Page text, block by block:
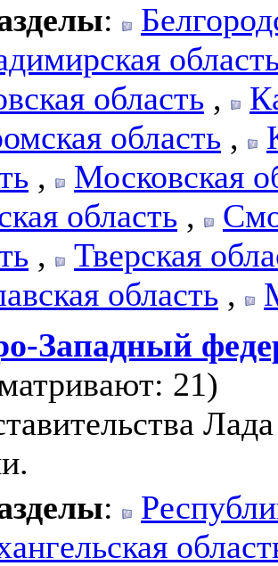
:
область ,
область ,
,
Московская
область ,
,
Тверская
область ,
Западный
21)
: